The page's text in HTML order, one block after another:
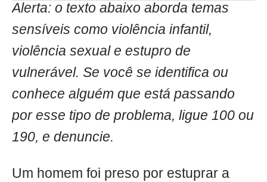
Alerta: o texto abaixo aborda temas
sensíveis como violência infantil,
violência sexual e estupro de
vulnerável. Se você se identifica ou
conhece alguém que está passando
por esse tipo de problema, ligue 100 ou
190, e denuncie.
Um homem foi preso por estuprar a